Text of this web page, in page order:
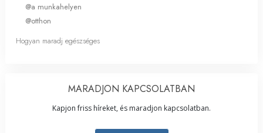
@a munkahelyen
@otthon
Hogyan maradj egészséges
MARADJON KAPCSOLATBAN
Kapjon friss híreket, és maradjon kapcsolatban.